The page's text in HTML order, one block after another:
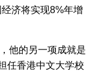
济将实现8%年增
他的另一项成就是
任香港中文大学校